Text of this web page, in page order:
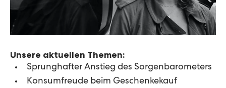
Unsere aktuellen Themen:
Sprunghafter Anstieg des Sorgenbarometers
Konsumfreude beim Geschenkekauf